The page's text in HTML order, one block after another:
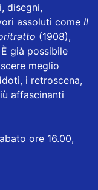
disegni,
assoluti come Il
(1908),
già possibile
meglio
i retroscena,
affascinanti
ore 16.00,